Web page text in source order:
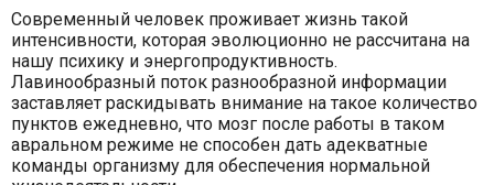
Современный человек проживает жизнь такой
интенсивности, которая эволюционно не рассчитана на
нашу психику и энергопродуктивность.
Лавинообразный поток разнообразной информации
заставляет раскидывать внимание на такое количество
пунктов ежедневно, что мозг после работы в таком
авральном режиме не способен дать адекватные
команды организму для обеспечения нормальной